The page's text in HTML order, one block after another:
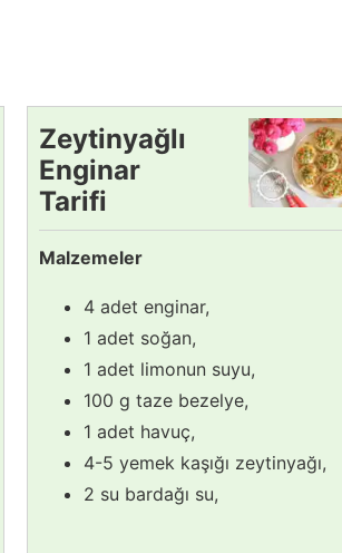
Zeytinyağlı
Enginar
Tarifi
Malzemeler
4 adet enginar,
1 adet soğan,
1 adet limonun suyu,
100 g taze bezelye,
1 adet havuç,
4-5 yemek kaşığı zeytinyağı,
2 su bardağı su,